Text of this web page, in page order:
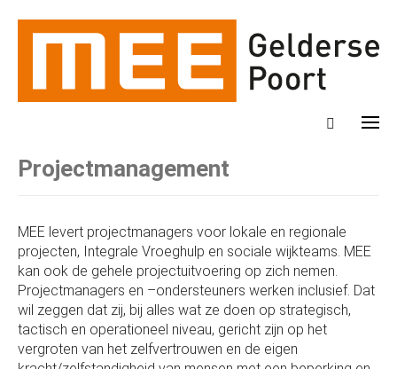
Projectmanagement
MEE levert projectmanagers voor lokale en regionale
projecten, Integrale Vroeghulp en sociale wijkteams. MEE
kan ook de gehele projectuitvoering op zich nemen.
Projectmanagers en –ondersteuners werken inclusief. Dat
wil zeggen dat zij, bij alles wat ze doen op strategisch,
tactisch en operationeel niveau, gericht zijn op het
vergroten van het zelfvertrouwen en de eigen